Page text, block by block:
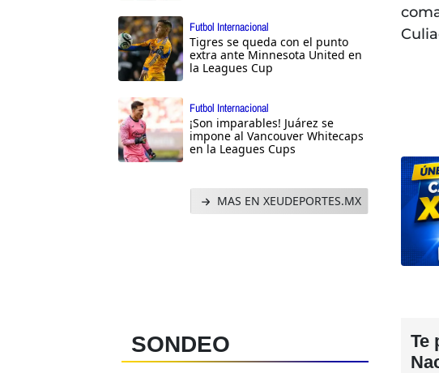
Futbol Internacional
Tigres se queda con el punto
extra ante Minnesota United en
la Leagues Cup
Futbol Internacional
¡Son imparables! Juárez se
impone al Vancouver Whitecaps
en la Leagues Cups
MAS EN XEUDEPORTES.MX
SONDEO
Te